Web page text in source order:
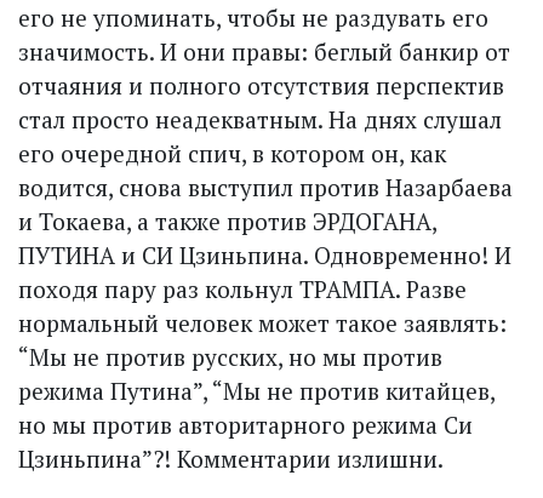
его не упоминать, чтобы не раздувать его
значимость. И они правы: беглый банкир от
отчаяния и полного отсутствия перспектив
стал просто неадекватным. На днях слушал
его очередной спич, в котором он, как
водится, снова выступил против Назарбаева
и Токаева, а также против ЭРДОГАНА,
ПУТИНА и СИ Цзиньпина. Одновременно! И
походя пару раз кольнул ТРАМПА. Разве
нормальный человек может такое заявлять:
“Мы не против русских, но мы против
режима Путина”, “Мы не против китайцев,
но мы против авторитарного режима Си
Цзиньпина”?! Комментарии излишни.